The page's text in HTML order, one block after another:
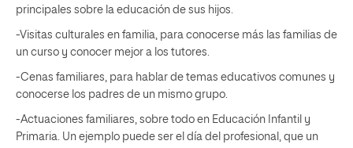
principales sobre la educación de sus hijos.
-Visitas culturales en familia, para conocerse más las familias de
un curso y conocer mejor a los tutores.
-Cenas familiares, para hablar de temas educativos comunes y
conocerse los padres de un mismo grupo.
-Actuaciones familiares, sobre todo en Educación Infantil y
Primaria. Un ejemplo puede ser el día del profesional, que un